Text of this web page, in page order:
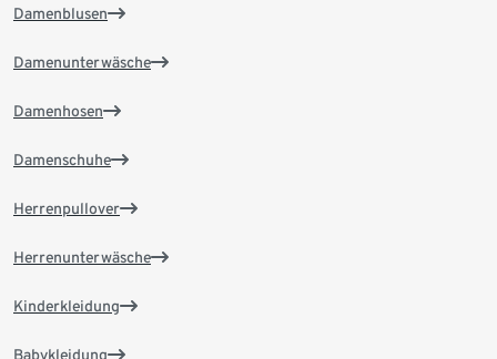
Damenblusen
Damenunterwäsche
Damenhosen
Damenschuhe
Herrenpullover
Herrenunterwäsche
Kinderkleidung
Babykleidung